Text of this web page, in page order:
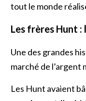
tout le monde
Les frères Hunt :
Une des grandes
marché de l’argent
Les Hunt avaient